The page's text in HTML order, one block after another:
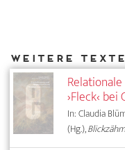
›Fleck‹
In: Claudia
(Hg.),